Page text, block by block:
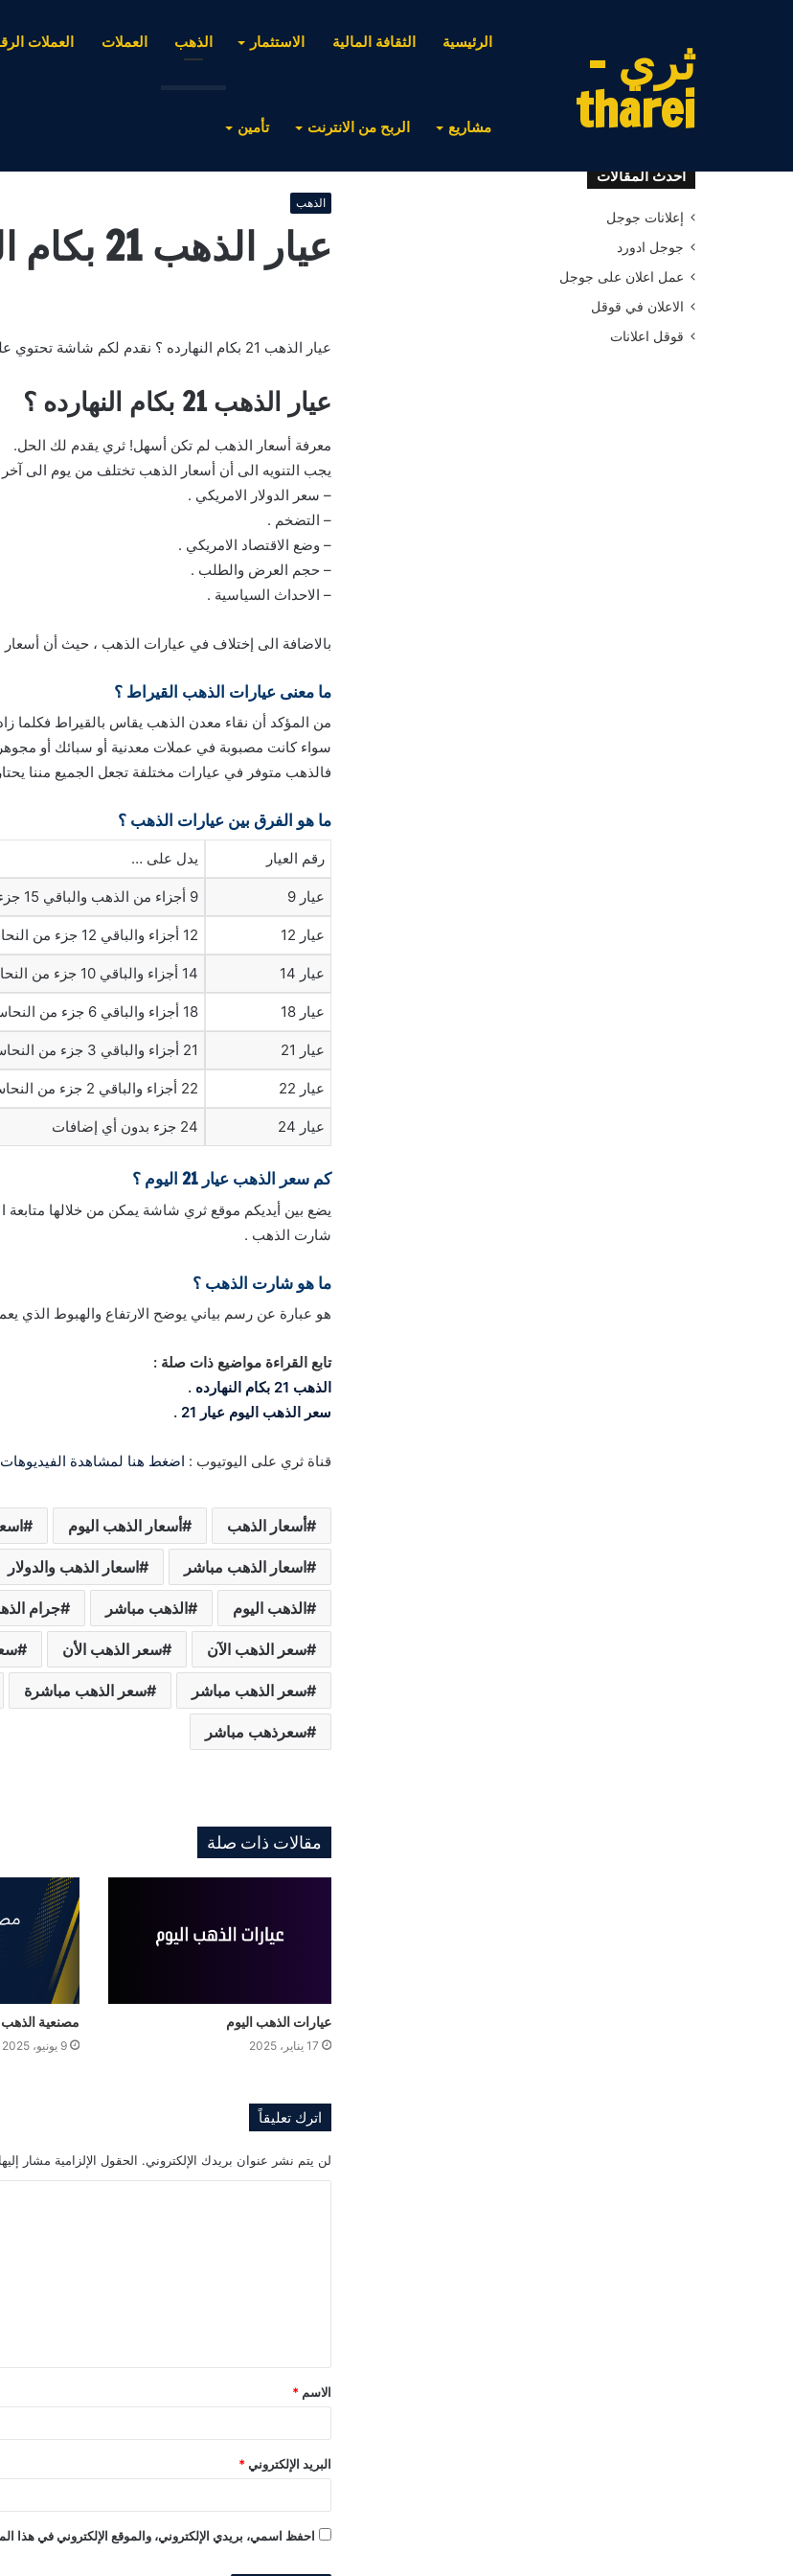
ثري -
tharei
الرئيسية الثقافة المالية الاستثمار الذهب العملات العملات
مشاريع الربح من الانترنت تأمين
الذهب
عيار الذهب 21 بكام النهارده
عيار الذهب 21 بكام النهارده ؟ نقدم لكم شاشة تحتوي على شارت الذهب لمتابعة الأسعار .
عيار الذهب 21 بكام النهارده ؟
معرفة أسعار الذهب لم تكن أسهل! ثري يقدم لك الحل.
يجب التنويه الى أن أسعار الذهب تختلف من يوم الى
– سعر الدولار الامريكي .
– التضخم .
– وضع الاقتصاد الامريكي .
– حجم العرض والطلب .
– الاحداث السياسية .
بالاضافة الى إختلاف في عيارات الذهب ، حيث أن
ما معنى عيارات الذهب القيراط ؟
من المؤكد أن نقاء معدن الذهب يقاس بالقيراط فكلما
سواء كانت مصبوبة في عملات معدنية أو سبائك أو
فالذهب متوفر في عيارات مختلفة تجعل الجميع مننا
ما هو الفرق بين عيارات الذهب ؟
رقم العيار يدل على …
عيار 9 9 أجزاء من الذهب والباقي 15 جزء من النحاس أو الفضة
عيار 12 12 أجزاء والباقي 12 جزء من النحاس أو الفضة
عيار 14 14 أجزاء والباقي 10 جزء من النحاس أو الفضة
عيار 18 18 أجزاء والباقي 6 جزء من النحاس أو الفضة
عيار 21 21 أجزاء والباقي 3 جزء من النحاس أو الفضة
عيار 22 22 أجزاء والباقي 2 جزء من النحاس أو الفضة
عيار 24 24 جزء بدون أي إضافات
كم سعر الذهب عيار 21 اليوم ؟
يضع بين أيديكم موقع ثري شاشة يمكن من خلالها متابعة
شارت الذهب .
ما هو شارت الذهب ؟
هو عبارة عن رسم بياني يوضح الارتفاع والهبوط الذي
تابع القراءة مواضيع ذات صلة :
الذهب 21 بكام النهارده
.
سعر الذهب اليوم عيار 21
.
قناة ثري على اليوتيوب : اضغط هنا لمشاهدة الفيديوهات
أسعار الذهب أسعار الذهب اليوم
اسعار الذهب مباشر اسعار الذهب والدولار
الذهب اليوم الذهب مباشر جرام
سعر الذهب الآن سعر الذهب الأن
سعر الذهب مباشر سعر الذهب مباشرة
سعرذهب مباشر
مقالات ذات صلة
عيارات الذهب اليوم
17 يناير، 2025
مصنعية الذهب
9 يونيو، 2025
اترك تعليقاً
لن يتم نشر عنوان بريدك الإلكتروني. الحقول الإلزامية مشار
ق
*
الاسم *
البريد الإلكتروني *
احفظ اسمي، بريدي الإلكتروني، والموقع الإلكتروني في هذا
أحدث المقالات
إعلانات جوجل
جوجل ادورد
عمل اعلان على جوجل
الاعلان في قوقل
قوقل اعلانات